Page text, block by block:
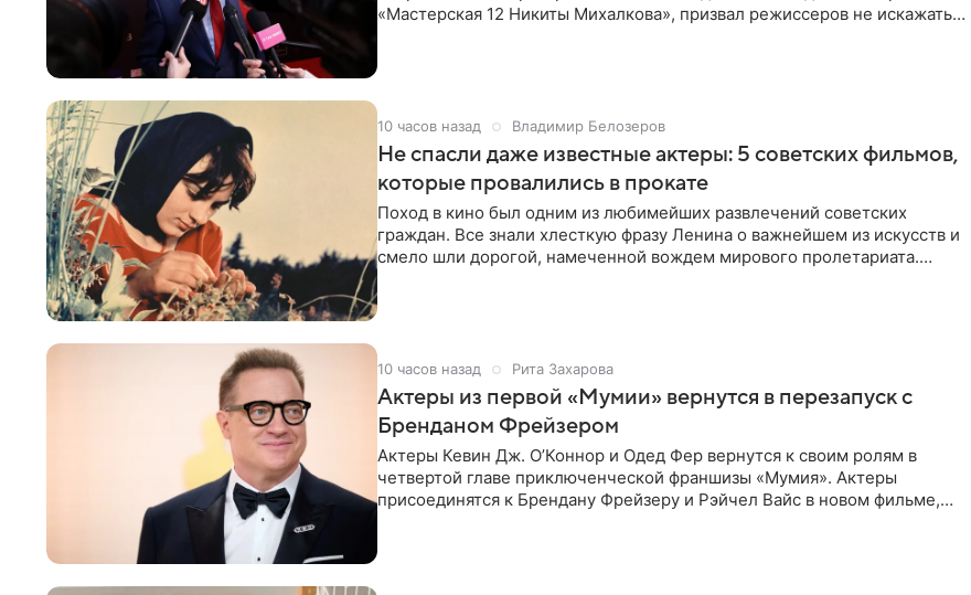
«Мастерская 12 Никиты Михалкова», призвал режиссеров не искажать
10 часов назад Владимир Белозеров
Не спасли даже известные актеры: 5 советских фильмов,
которые провалились в прокате
Поход в кино был одним из любимейших развлечений советских
граждан. Все знали хлесткую фразу Ленина о важнейшем из искусств и
смело шли дорогой, намеченной вождем мирового пролетариата.
10 часов назад Рита Захарова
Актеры из первой «Мумии» вернутся в перезапуск с
Бренданом Фрейзером
Актеры Кевин Дж. О’Коннор и Одед Фер вернутся к своим ролям в
четвертой главе приключенческой франшизы «Мумия». Актеры
присоединятся к Брендану Фрейзеру и Рэйчел Вайс в новом фильме,